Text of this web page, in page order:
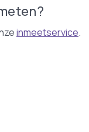
inmeetservice.